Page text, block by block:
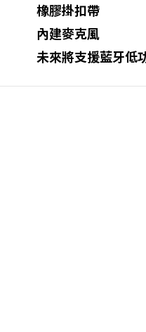
橡膠掛扣帶
內建麥克風
未來將支援藍牙低